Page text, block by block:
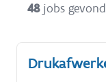
48 jobs